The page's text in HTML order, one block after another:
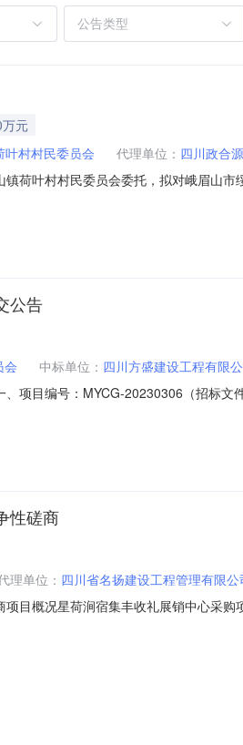
元
叶村村民委员会 代理单位： 四川政合
荷叶村村民委员会委托，拟对峨眉山
购代理机构：四川政合源工程项目管
公告
会 中标单位： 四川方盛建设工程有限
项目编号：MYCG-20230306（招标
程有限公司星荷涧宿集丰收礼展销中
性磋商
理单位： 四川省名扬建设工程管理有限公
目概况星荷涧宿集丰收礼展销中心采
建设2层房屋一栋，建筑面积约300平